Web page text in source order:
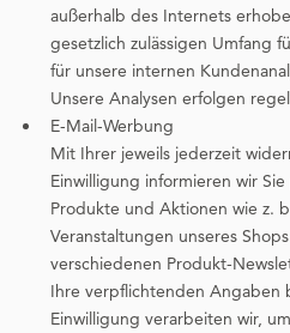
außerhalb des Internets
gesetzlich zulässigen Umfang
für unsere internen
Unsere Analysen erfolgen
E-Mail-Werbung
Mit Ihrer jeweils jederzeit
Einwilligung informieren wir
Produkte und Aktionen wie z.
Veranstaltungen unseres
verschiedenen Produkt-
Ihre verpflichtenden Angaben
Einwilligung verarbeiten wir,